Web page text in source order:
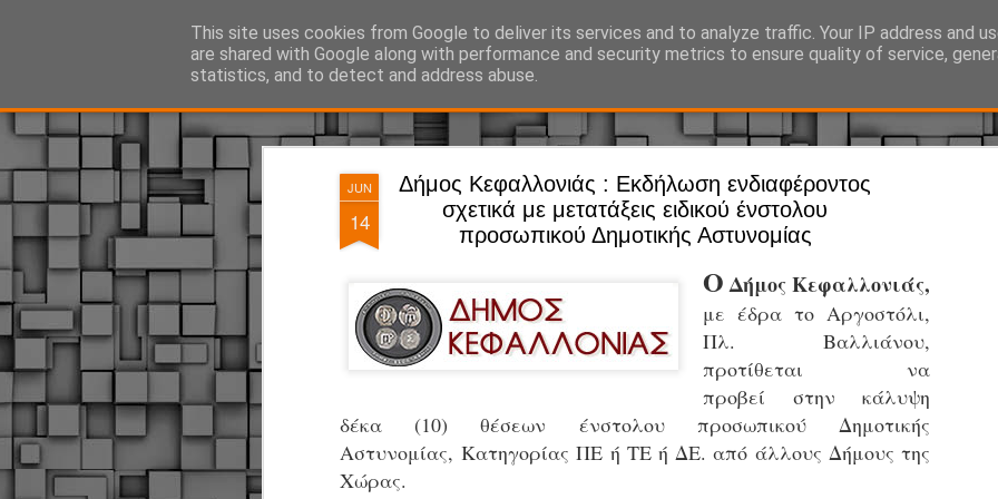
JUN
14
Δήμος Κεφαλλονιάς : Εκδήλωση ενδιαφέροντος
σχετικά με μετατάξεις ειδικού ένστολου
προσωπικού Δημοτικής Αστυνομίας
ΟΔήμος Κεφαλλονιάς,
με έδρα το Αργοστόλι,
Πλ. Βαλλιάνου,
προτίθεται να
προβεί στην κάλυψη
δέκα (10) θέσεων ένστολου προσωπικού Δημοτικής
Αστυνομίας,Κατηγορίας ΠΕ ή ΤΕ ή ΔΕ. από άλλους Δήμους της
Χώρας.
This site uses cookies from Google to deliver its services and to analyze traffic. Your IP address and
are shared with Google along with performance and security metrics to ensure quality of service,
statistics, and to detect and address abuse.
ΔΗΜΟΤΙΚΗ ΑΣΤΥΝΟΜΙΑ, τα νέα! Ό, τι συμβαίνει γύρω από τη Δημοτική Αστυνομία, την τοπική
JUL
Ξεκινά επίσημα η
Η Δημοτική Αστυνομία
καθώς από την 1η
επιχειρησιακή
παρουσία του Δήμου
χώρους.